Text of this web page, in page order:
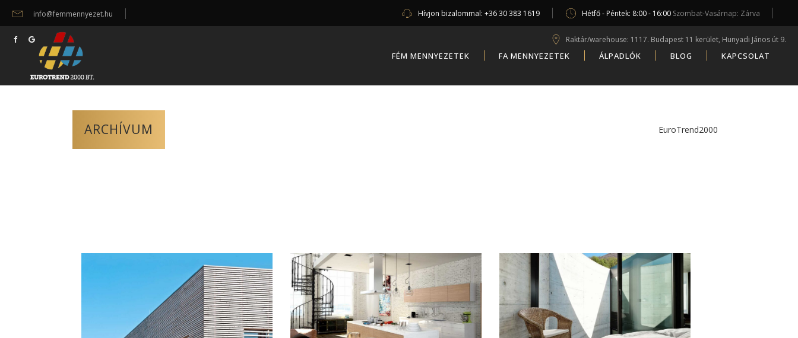
info@femmennyezet.hu Hívjon bizalommal: +36 30 383 1619 Hétfő - Péntek: 8:00 - 16:00 Szombat-Vasárnap: Zárva
Raktár/warehouse: 1117. Budapest 11 kerület, Hunyadi János út 9.
FÉM MENNYEZETEK FA MENNYEZETEK ÁLPADLÓK BLOG KAPCSOLAT
ARCHÍVUM EuroTrend2000